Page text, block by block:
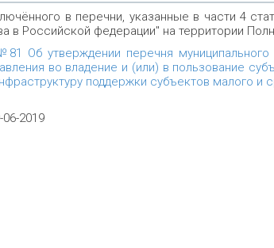
в перечни, указанные в части 4
в Российской федерации" на территории
Об утверждении перечня
во владение и (или) в пользование
поддержки субъектов малого и
2019